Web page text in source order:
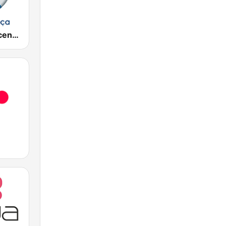
Rádio Renascença